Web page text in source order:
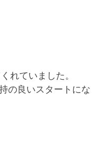
れていました。
の良いスタートに